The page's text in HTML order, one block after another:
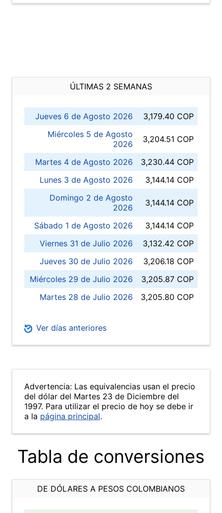
ÚLTIMAS 2 SEMANAS
Jueves 6 de Agosto 2026
3,179.40 COP
Miércoles 5 de Agosto
2026
3,204.51 COP
Martes 4 de Agosto 2026
3,230.44 COP
Lunes 3 de Agosto 2026
3,144.14 COP
Domingo 2 de Agosto
2026
3,144.14 COP
Sábado 1 de Agosto 2026
3,144.14 COP
Viernes 31 de Julio 2026
3,132.42 COP
Jueves 30 de Julio 2026
3,206.18 COP
Miércoles 29 de Julio 2026
3,205.87 COP
Martes 28 de Julio 2026
3,205.80 COP
Ver días anteriores
Advertencia: Las equivalencias usan el precio
del dólar del Martes 23 de Diciembre del
1997. Para utilizar el precio de hoy se debe ir
a la página principal.
Tabla de conversiones
DE DÓLARES A PESOS COLOMBIANOS